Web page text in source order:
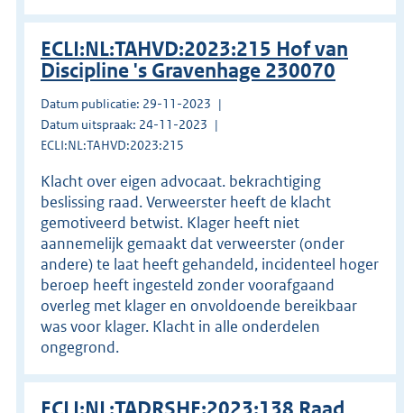
ECLI:NL:TAHVD:2023:215 Hof van
Discipline 's Gravenhage 230070
Datum publicatie: 29-11-2023
Datum uitspraak: 24-11-2023
ECLI:NL:TAHVD:2023:215
Klacht over eigen advocaat. bekrachtiging
beslissing raad. Verweerster heeft de klacht
gemotiveerd betwist. Klager heeft niet
aannemelijk gemaakt dat verweerster (onder
andere) te laat heeft gehandeld, incidenteel hoger
beroep heeft ingesteld zonder voorafgaand
overleg met klager en onvoldoende bereikbaar
was voor klager. Klacht in alle onderdelen
ongegrond.